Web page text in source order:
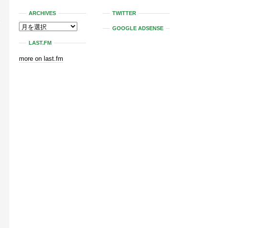
TWITTER
GOOGLE ADSENSE
ARCHIVES
LAST.FM
more on last.fm